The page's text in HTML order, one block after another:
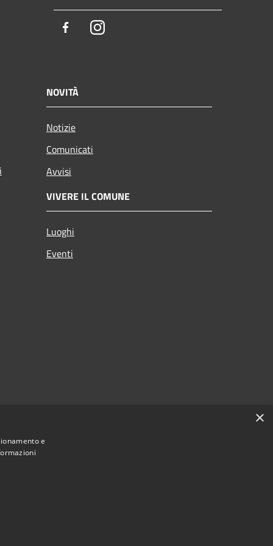
FacebookInstagram
NOVITÀ
Notizie
Comunicati
Avvisi
VIVERE IL COMUNE
Luoghi
Eventi
×
e